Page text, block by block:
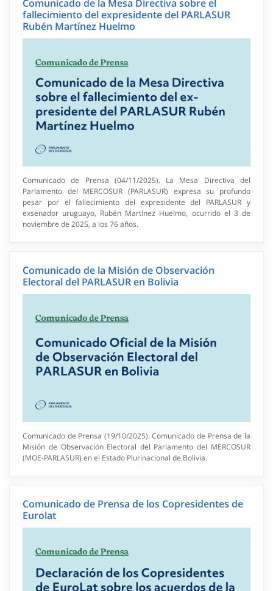
Comunicado de la Mesa Directiva sobre el
fallecimiento del expresidente del PARLASUR
Rubén Martínez Huelmo
Comunicado de Prensa (04/11/2025). La Mesa Directiva del
Parlamento del MERCOSUR (PARLASUR) expresa su profundo
pesar por el fallecimiento del expresidente del PARLASUR y
exsenador uruguayo, Rubén Martínez Huelmo, ocurrido el 3 de
noviembre de 2025, a los 76 años.
Comunicado de la Misión de Observación
Electoral del PARLASUR en Bolivia
Comunicado de Prensa (19/10/2025). Comunicado de Prensa de la
Misión de Observación Electoral del Parlamento del MERCOSUR
(MOE-PARLASUR) en el Estado Plurinacional de Bolivia.
Comunicado de Prensa de los Copresidentes de
Eurolat